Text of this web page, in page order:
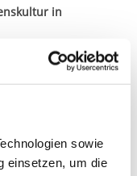
sowie
einsetzen, um die
in
zudem an
tun die
auch dem